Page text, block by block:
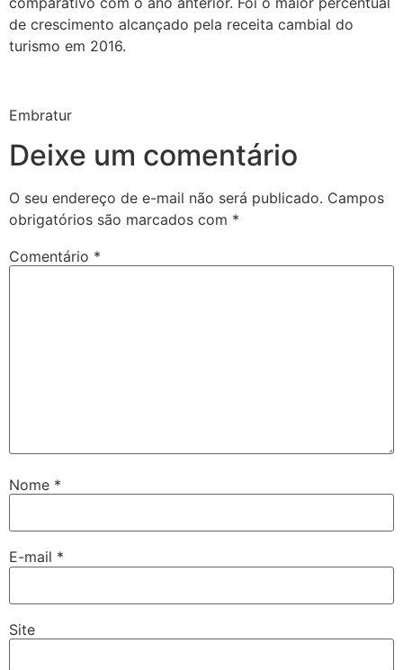
de crescimento alcançado pela receita cambial do
turismo em 2016.
Embratur
Deixe um comentário
O seu endereço de e-mail não será publicado. Campos
obrigatórios são marcados com *
Comentário *
Nome *
E-mail *
Site